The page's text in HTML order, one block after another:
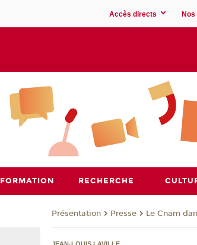
Accès directs Nos
FORMATION RECHERCHE
Présentation Presse Le Cnam
JEAN-LOUIS LAVILLE